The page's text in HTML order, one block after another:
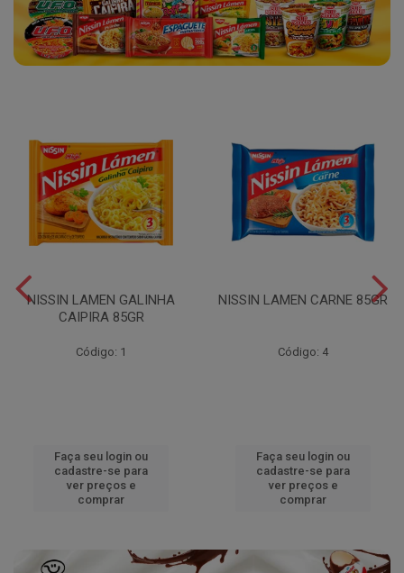
NISSIN LAMEN GALINHA
CAIPIRA 85GR
Código: 1
Faça seu login ou
cadastre-se para
ver preços e
comprar
NISSIN LAMEN CARNE 85GR
Código: 4
Faça seu login ou
cadastre-se para
ver preços e
comprar